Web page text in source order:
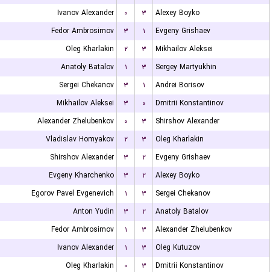
Ivanov Alexander
۰ ۳
Alexey Boyko
Fedor Ambrosimov
۳ ۱
Evgeny Grishaev
Oleg Kharlakin
۲ ۳
Mikhailov Aleksei
Anatoly Batalov
۱ ۳
Sergey Martyukhin
Sergei Chekanov
۳ ۱
Andrei Borisov
Mikhailov Aleksei
۳ ۰
Dmitrii Konstantinov
Alexander Zhelubenkov
۰ ۳
Shirshov Alexander
Vladislav Homyakov
۲ ۳
Oleg Kharlakin
Shirshov Alexander
۳ ۲
Evgeny Grishaev
Evgeny Kharchenko
۳ ۲
Alexey Boyko
Egorov Pavel Evgenevich
۱ ۳
Sergei Chekanov
Anton Yudin
۳ ۲
Anatoly Batalov
Fedor Ambrosimov
۱ ۳
Alexander Zhelubenkov
Ivanov Alexander
۱ ۳
Oleg Kutuzov
Oleg Kharlakin
۰ ۳
Dmitrii Konstantinov